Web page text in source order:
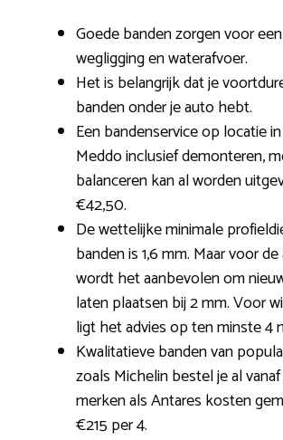
Goede banden zorgen voor
wegligging en waterafvoer.
Het is belangrijk dat je
banden onder je auto hebt.
Een bandenservice op locatie
Meddo inclusief demonteren,
balanceren kan al worden
€42,50.
De wettelijke minimale
banden is 1,6 mm. Maar voor
wordt het aanbevolen om
laten plaatsen bij 2 mm. Voor
ligt het advies op ten minste 4
Kwalitatieve banden van
zoals Michelin bestel je al
merken als Antares kosten
€215 per 4.